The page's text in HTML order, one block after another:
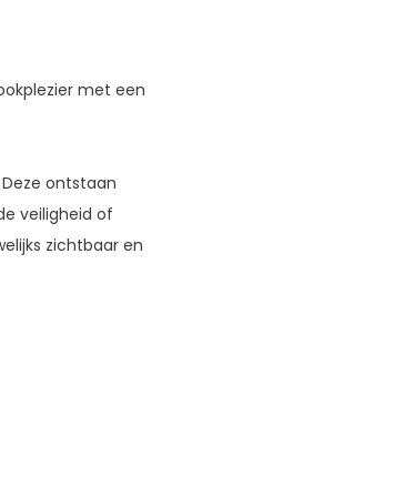
met een
ontstaan
veiligheid of
zichtbaar en